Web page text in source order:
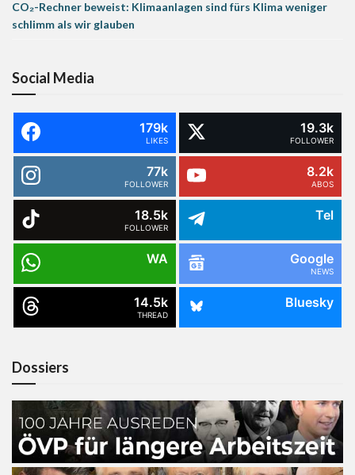
CO₂-Rechner beweist: Klimaanlagen sind fürs Klima weniger
schlimm als wir glauben
Social Media
179k
LIKES
19.3k
FOLLOWER
77k
FOLLOWER
8.2k
ABOS
18.5k
FOLLOWER
Tel
WA Google
NEWS
14.5k
THREAD
Bluesky
Dossiers